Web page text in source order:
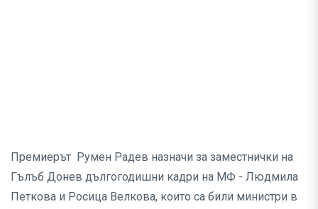
Премиерът Румен Радев назначи за заместнички на
Гълъб Донев дългогодишни кадри на МФ - Людмила
Петкова и Росица Велкова, които са били министри в